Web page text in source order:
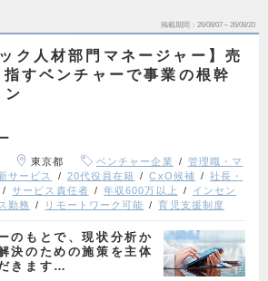
掲載期間 26/08/07～26/08/20
ク人材部門マネージャー】売
指すベンチャーで事業の根幹
ン
東京都 ベンチャー企業
管理職・マ
サービス 20代役員在籍 CxO候補
社長・
サービス責任者 年収600万以上
インセン
勤務 リモートワーク可能 育児支援制度
のもとで、現状分析か
決のための施策を主体
きます…